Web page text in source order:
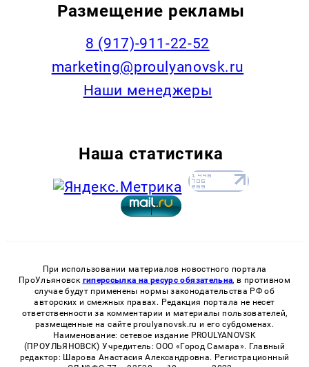
Размещение рекламы
8 (917)-911-22-52
marketing@proulyanovsk.ru
Наши менеджеры
Наша статистика
При использовании материалов новостного портала
ПроУльяновск гиперссылка на ресурс обязательна, в противном
случае будут применены нормы законодательства РФ об
авторских и смежных правах. Редакция портала не несет
ответственности за комментарии и материалы пользователей,
размещенные на сайте proulyanovsk.ru и его субдоменах.
Наименование: сетевое издание PROULYANOVSK
(ПРОУЛЬЯНОВСК) Учредитель: ООО «Город Самара». Главный
редактор: Шарова Анастасия Александровна. Регистрационный